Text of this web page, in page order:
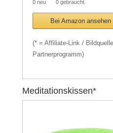
0 neu 0 gebraucht
Bei Amazon ansehen
(* = Affiliate-Link /
Partnerprogramm)
Meditationskissen*